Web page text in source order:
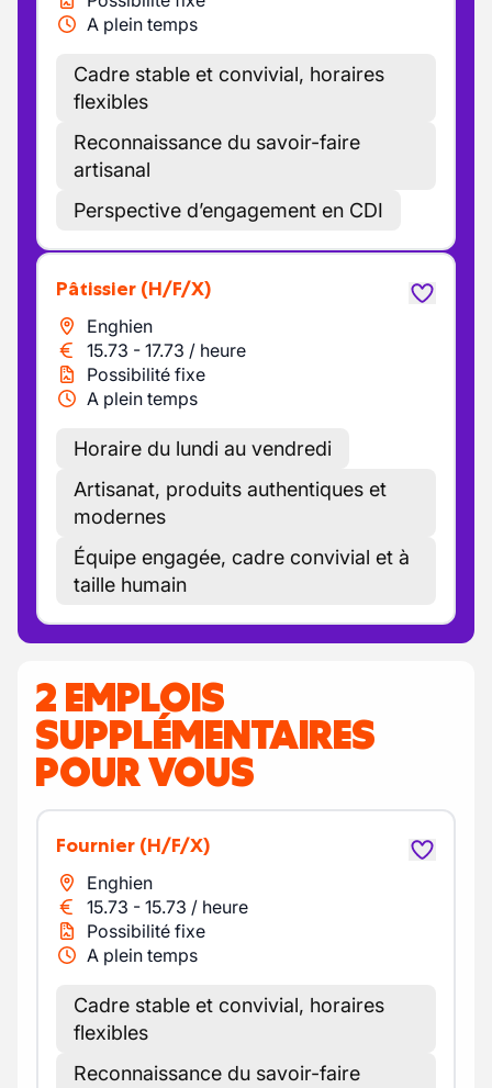
A plein temps
Cadre stable et convivial, horaires
flexibles
Reconnaissance du savoir-faire
artisanal
Perspective d’engagement en CDI
Pâtissier (H/F/X)
Enghien
15.73 - 17.73 / heure
Possibilité fixe
A plein temps
Horaire du lundi au vendredi
Artisanat, produits authentiques et
modernes
Équipe engagée, cadre convivial et à
taille humain
2 EMPLOIS
SUPPLÉMENTAIRES
POUR VOUS
Fournier (H/F/X)
Enghien
15.73 - 15.73 / heure
Possibilité fixe
A plein temps
Cadre stable et convivial, horaires
flexibles
Reconnaissance du savoir-faire